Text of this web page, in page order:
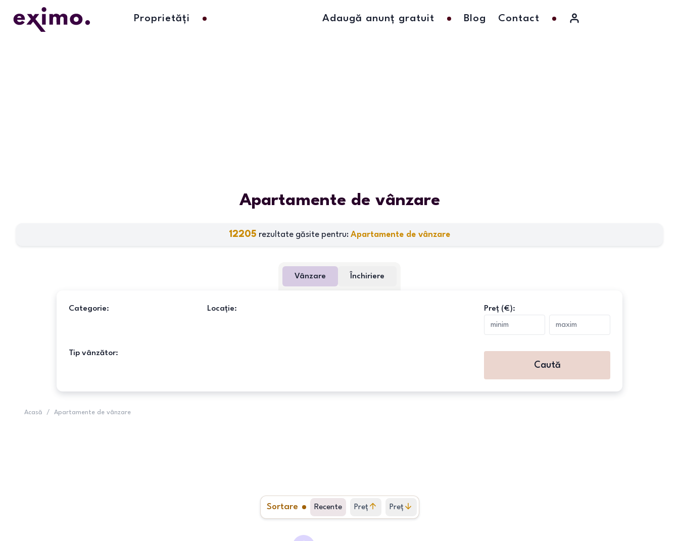
Proprietăți Adaugă anunț gratuit Blog Contact
Apartamente de vânzare
12205 rezultate găsite pentru: Apartamente de vânzare
Vânzare Închiriere
Categorie: Locație: Preț (€):
Tip vânzător:
Caută
Acasă / Apartamente de vânzare
Sortare Recente Preț
crescător
Preț
descrescător